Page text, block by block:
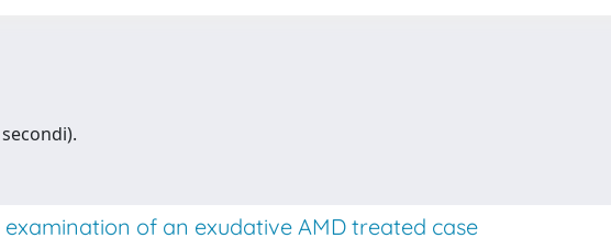
of an exudative AMD treated case